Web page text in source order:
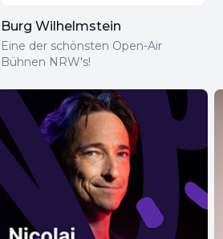
Burg Wilhelmstein
Eine der schönsten Open-Air
Bühnen NRW's!